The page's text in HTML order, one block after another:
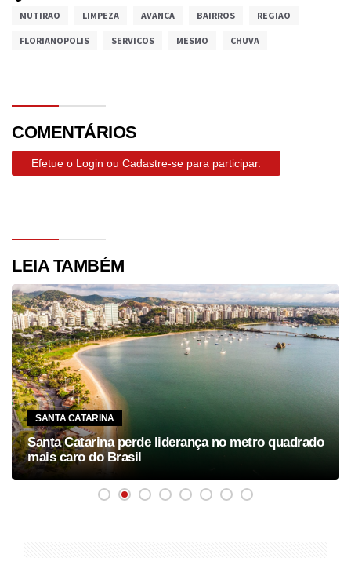
MUTIRAO LIMPEZA AVANCA BAIRROS REGIAO
FLORIANOPOLIS SERVICOS MESMO CHUVA
COMENTÁRIOS
Efetue o Login ou Cadastre-se para participar.
LEIA TAMBÉM
SANTA CATARINA
Santa Catarina perde liderança no metro quadrado
mais caro do Brasil